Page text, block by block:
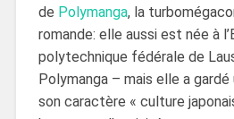
de Polymanga, la
romande: elle aussi est née à
polytechnique fédérale de
Polymanga – mais elle a
son caractère « culture